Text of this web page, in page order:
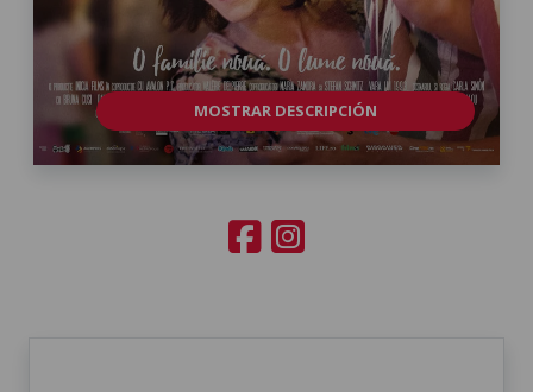
MOSTRAR DESCRIPCIÓN